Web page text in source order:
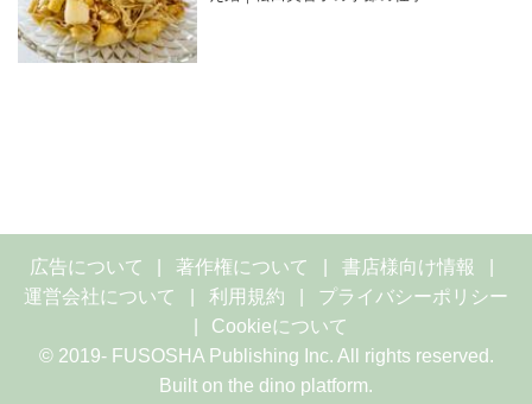
広告について 著作権について
書店様向け情報
運営会社について
利用規約
プライバシーポリシー
Cookieについて
© 2019- FUSOSHA Publishing Inc. All rights reserved.
Built on the dino platform.